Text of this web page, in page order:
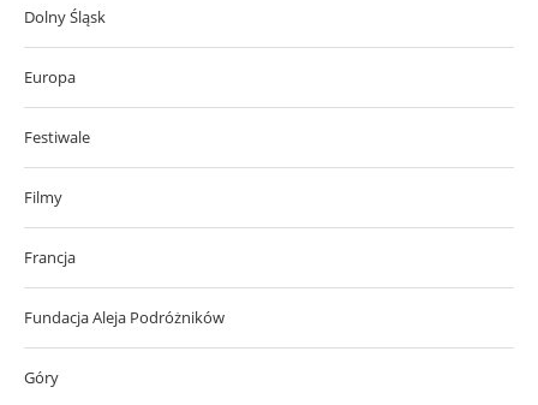
Dolny Śląsk
Europa
Festiwale
Filmy
Francja
Fundacja Aleja Podróżników
Góry